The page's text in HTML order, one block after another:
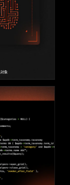
象